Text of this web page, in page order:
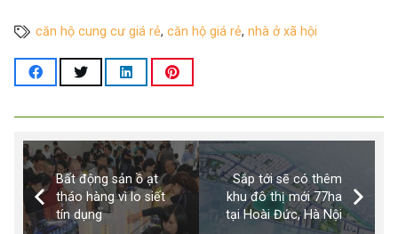
căn hộ cung cư giá rẻ, căn hộ giá rẻ, nhà ở xã hội
Bất động sản ồ ạt
tháo hàng vì lo siết
tín dụng
Sắp tới sẽ có thêm
khu đô thị mới 77ha
tại Hoài Đức, Hà Nội